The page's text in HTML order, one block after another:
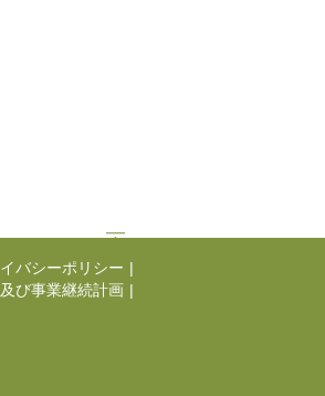
バシーポリシー |
び事業継続計画 |